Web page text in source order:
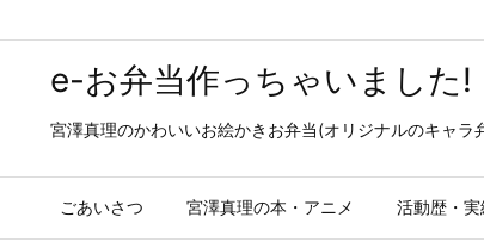
e-お弁当作っちゃいました!
宮澤真理のかわいいお絵かきお弁当(オリジナルのキャ
ごあいさつ 宮澤真理の本・アニメ 活動歴・実